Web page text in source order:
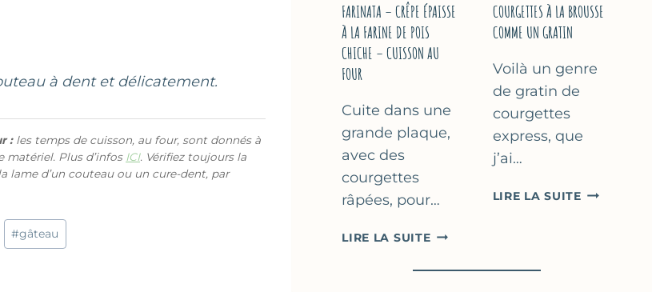
à dent et délicatement.
:les temps de cuisson, au four, sont donnés à
matériel. Plus d’infos ICI. Vérifiez toujours la
lame d’un couteau ou un cure-dent, par
#gâteau
MARSEILLE
FARINATA – CRÊPE ÉPAISSE
À LA FARINE DE POIS
CHICHE – CUISSON AU
FOUR
Cuite dans une
grande plaque,
avec des
courgettes
râpées, pour…
LIRE LA SUITEFARINATA
CRÊPE
COURGETTES À LA BROUSSE
COMME UN GRATIN
Voilà un genre
de gratin de
courgettes
express, que
j’ai…
LIRE LA SUITE